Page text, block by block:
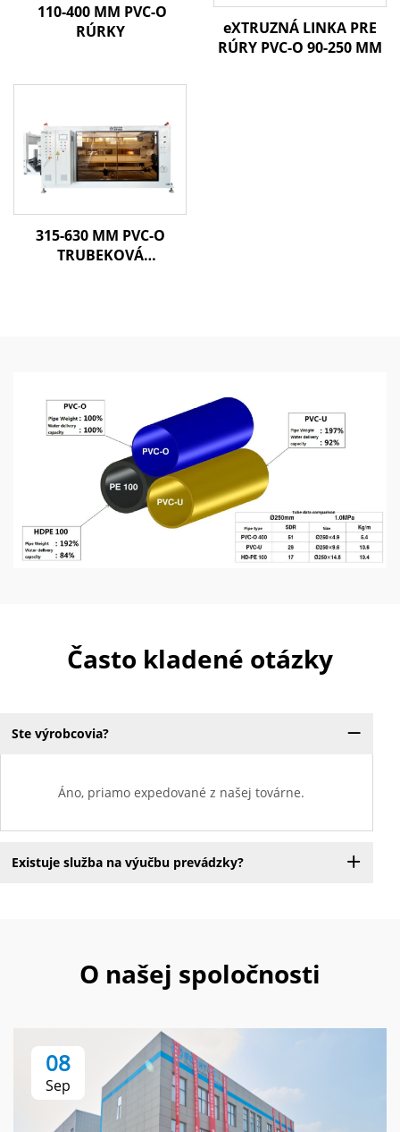
110-400 MM PVC-O
RÚRKY
eXTRUZNÁ LINKA PRE
RÚRY PVC-O 90-250 MM
315-630 MM PVC-O
TRUBEKOVÁ
Často kladené otázky
Ste výrobcovia?
Áno, priamo expedované z našej továrne.
Existuje služba na výučbu prevádzky?
O našej spoločnosti
08
Sep